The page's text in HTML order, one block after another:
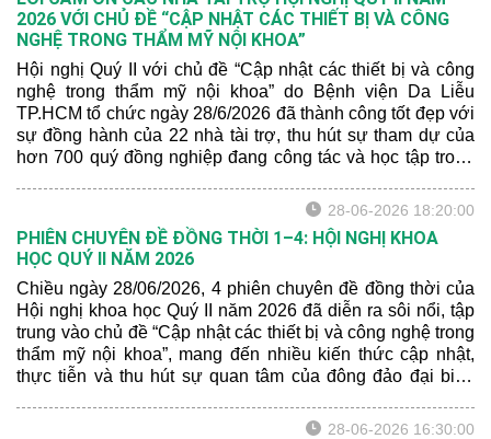
2026 VỚI CHỦ ĐỀ “CẬP NHẬT CÁC THIẾT BỊ VÀ CÔNG
NGHỆ TRONG THẨM MỸ NỘI KHOA”
Hội nghị Quý II với chủ đề “Cập nhật các thiết bị và công
nghệ trong thẩm mỹ nội khoa” do Bệnh viện Da Liễu
TP.HCM tổ chức ngày 28/6/2026 đã thành công tốt đẹp với
sự đồng hành của 22 nhà tài trợ, thu hút sự tham dự của
hơn 700 quý đồng nghiệp đang công tác và học tập trong
28-06-2026 18:20:00
PHIÊN CHUYÊN ĐỀ ĐỒNG THỜI 1–4: HỘI NGHỊ KHOA
HỌC QUÝ II NĂM 2026
Chiều ngày 28/06/2026, 4 phiên chuyên đề đồng thời của
Hội nghị khoa học Quý II năm 2026 đã diễn ra sôi nổi, tập
trung vào chủ đề “Cập nhật các thiết bị và công nghệ trong
thẩm mỹ nội khoa”, mang đến nhiều kiến thức cập nhật,
thực tiễn và thu hút sự quan tâm của đông đảo đại biểu
28-06-2026 16:30:00